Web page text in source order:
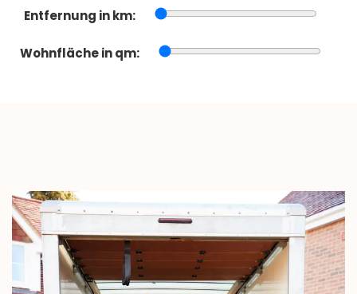
Entfernung in km:
Wohnfläche in qm: